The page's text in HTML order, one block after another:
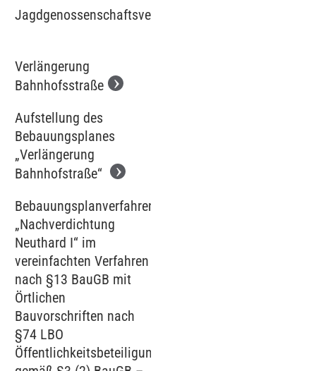
Jagdgenossenschaftsversammlung
Verlängerung
Bahnhofsstraße
Aufstellung des
Bebauungsplanes
„Verlängerung
Bahnhofstraße“
Bebauungsplanverfahren
„Nachverdichtung
Neuthard I“ im
vereinfachten Verfahren
nach §13 BauGB mit
Örtlichen
Bauvorschriften nach
§74 LBO
Öffentlichkeitsbeteiligung